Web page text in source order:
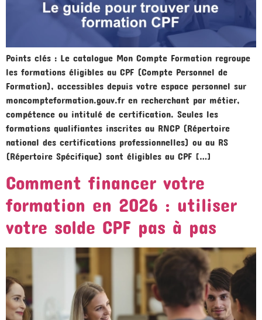
Points clés : Le catalogue Mon Compte Formation regroupe
les formations éligibles au CPF (Compte Personnel de
Formation), accessibles depuis votre espace personnel sur
moncompteformation.gouv.fr en recherchant par métier,
compétence ou intitulé de certification. Seules les
formations qualifiantes inscrites au RNCP (Répertoire
national des certifications professionnelles) ou au RS
(Répertoire Spécifique) sont éligibles au CPF […]
Comment financer votre
formation en 2026 : utiliser
votre solde CPF pas à pas